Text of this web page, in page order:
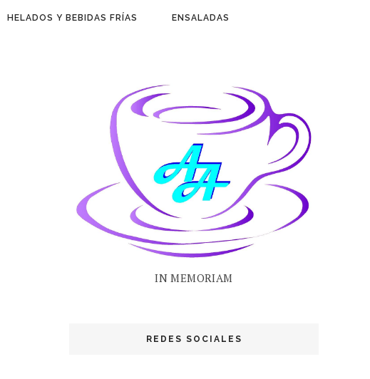
HELADOS Y BEBIDAS FRÍAS ENSALADAS
IN MEMORIAM
REDES SOCIALES